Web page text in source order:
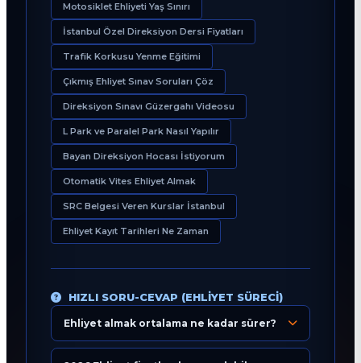
Motosiklet Ehliyeti Yaş Sınırı
İstanbul Özel Direksiyon Dersi Fiyatları
Trafik Korkusu Yenme Eğitimi
Çıkmış Ehliyet Sınav Soruları Çöz
Direksiyon Sınavı Güzergahı Videosu
L Park ve Paralel Park Nasıl Yapılır
Bayan Direksiyon Hocası İstiyorum
Otomatik Vites Ehliyet Almak
SRC Belgesi Veren Kurslar İstanbul
Ehliyet Kayıt Tarihleri Ne Zaman
HIZLI SORU-CEVAP (EHLIYET SÜRECI)
Ehliyet almak ortalama ne kadar sürer?
Eğitim Danışmanı